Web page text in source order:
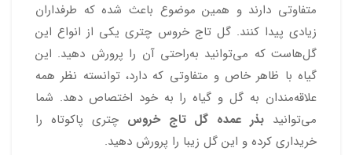
متفاوتی دارند و همین موضوع باعث شده که طرفداران
زیادی پیدا کنند. گل تاج خروس چتری یکی از انواع این
گل‌هاست که می‌توانید به‌راحتی آن را پرورش دهید. این
گیاه با ظاهر خاص و متفاوتی که دارد، توانسته نظر همه
علاقه‌مندان به گل و گیاه را به خود اختصاص دهد. شما
می‌توانید بذر عمده گل تاج خروس چتری پاکوتاه را
خریداری کرده و این گل زیبا را پرورش دهید.